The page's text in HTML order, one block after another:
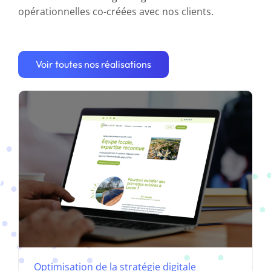
opérationnelles co-créées avec nos clients.
Voir toutes nos réalisations
Optimisation de la stratégie digitale
Optimisation de la stratégie digitale